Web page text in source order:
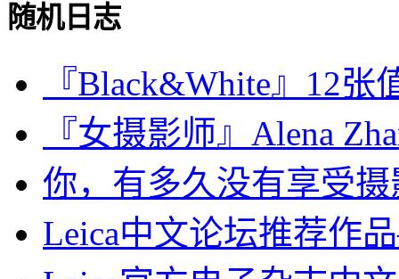
随机日志
『Black&White』12张
『女摄影师』Alena
你，有多久没有享受
Leica中文论坛推荐作